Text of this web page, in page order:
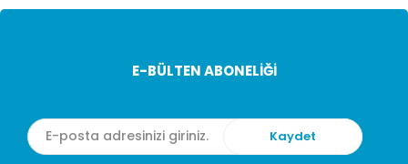
E-BÜLTEN ABONELİĞİ